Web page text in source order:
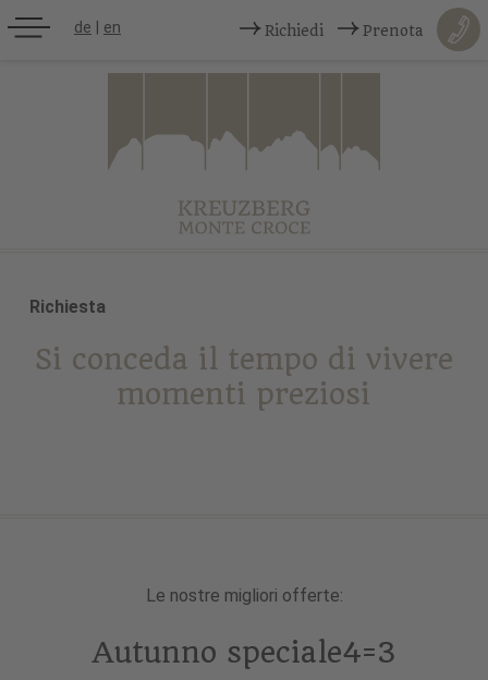
Richiedi Prenota
de en
Richiesta
Si conceda il tempo di vivere
momenti preziosi
Le nostre migliori offerte:
Autunno speciale4=3